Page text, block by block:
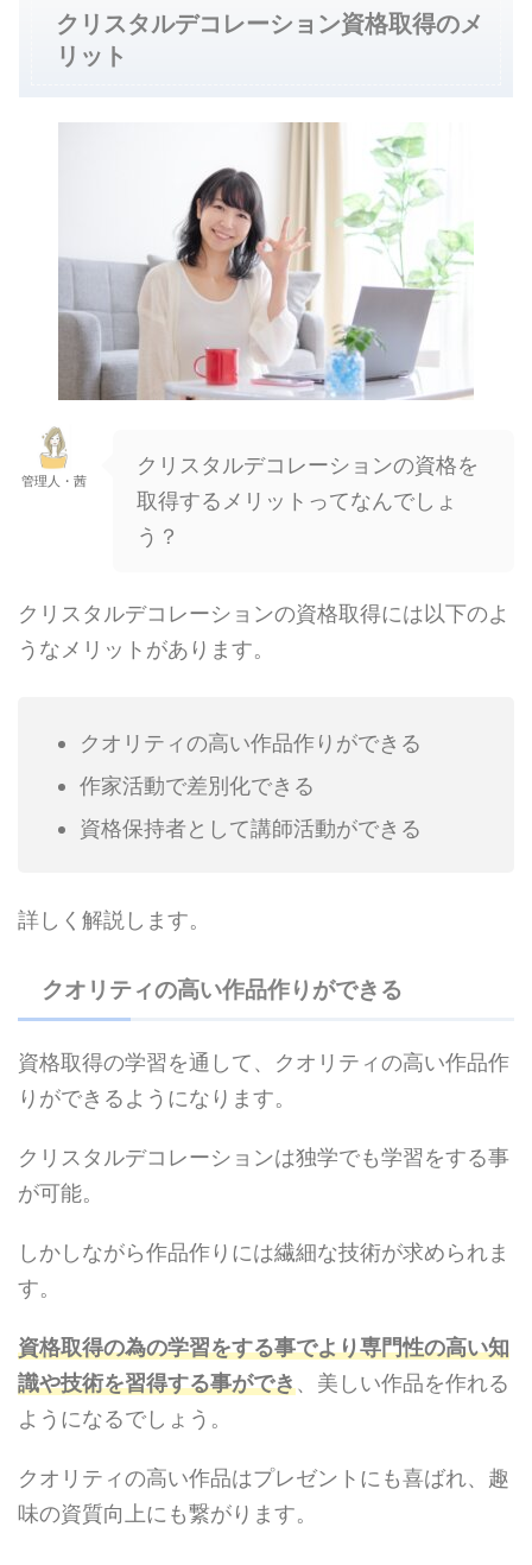
クリスタルデコレーション資格取得のメ
リット
管理人・茜
クリスタルデコレーションの資格を
取得するメリットってなんでしょ
う？
クリスタルデコレーションの資格取得には以下のよ
うなメリットがあります。
クオリティの高い作品作りができる
作家活動で差別化できる
資格保持者として講師活動ができる
詳しく解説します。
クオリティの高い作品作りができる
資格取得の学習を通して、クオリティの高い作品作
りができるようになります。
クリスタルデコレーションは独学でも学習をする事
が可能。
しかしながら作品作りには繊細な技術が求められま
す。
資格取得の為の学習をする事でより専門性の高い知
識や技術を習得する事ができ、美しい作品を作れる
ようになるでしょう。
クオリティの高い作品はプレゼントにも喜ばれ、趣
味の資質向上にも繋がります。